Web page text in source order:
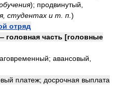
); продвинутый,
студентах и т. п. )
отряд
головная часть [головные
авансовый,
платеж; досрочная выплата